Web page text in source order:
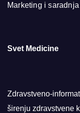
Marketing i saradnja
Svet Medicine
Zdravstveno-
širenju zdravstvene